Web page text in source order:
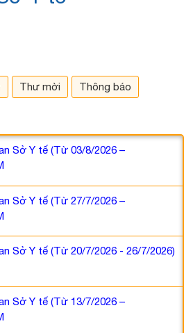
Thư mời Thông báo
Sở Y tế (Từ 03/8/2026 –
Sở Y tế (Từ 27/7/2026 –
Sở Y tế (Từ 20/7/2026 - 26/7/2026)
Sở Y tế (Từ 13/7/2026 –